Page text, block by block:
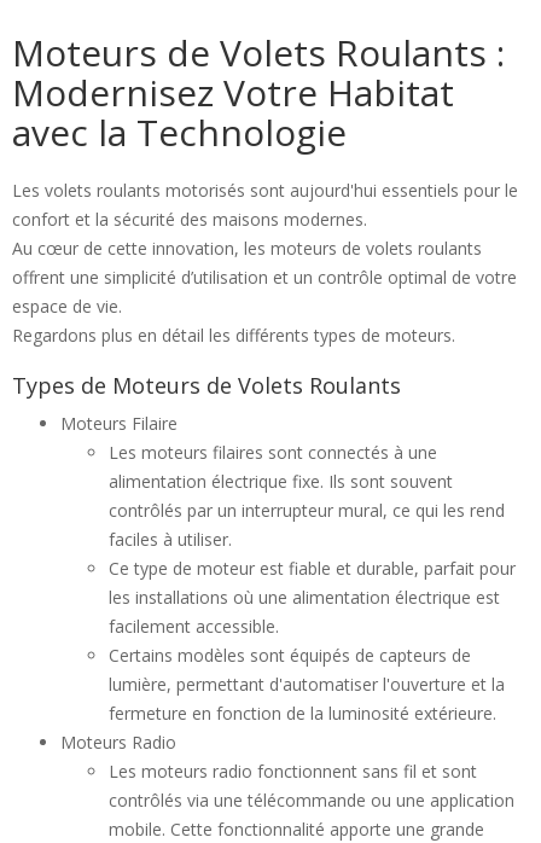
Moteurs de Volets Roulants :
Modernisez Votre Habitat
avec la Technologie
Les volets roulants motorisés sont aujourd'hui essentiels pour le
confort et la sécurité des maisons modernes.
Au cœur de cette innovation, les moteurs de volets roulants
offrent une simplicité d’utilisation et un contrôle optimal de votre
espace de vie.
Regardons plus en détail les différents types de moteurs.
Types de Moteurs de Volets Roulants
Moteurs Filaire
Les moteurs filaires sont connectés à une
alimentation électrique fixe. Ils sont souvent
contrôlés par un interrupteur mural, ce qui les rend
faciles à utiliser.
Ce type de moteur est fiable et durable, parfait pour
les installations où une alimentation électrique est
facilement accessible.
Certains modèles sont équipés de capteurs de
lumière, permettant d'automatiser l'ouverture et la
fermeture en fonction de la luminosité extérieure.
Moteurs Radio
Les moteurs radio fonctionnent sans fil et sont
contrôlés via une télécommande ou une application
mobile. Cette fonctionnalité apporte une grande